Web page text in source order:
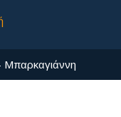
Μπαρκαγιάννη